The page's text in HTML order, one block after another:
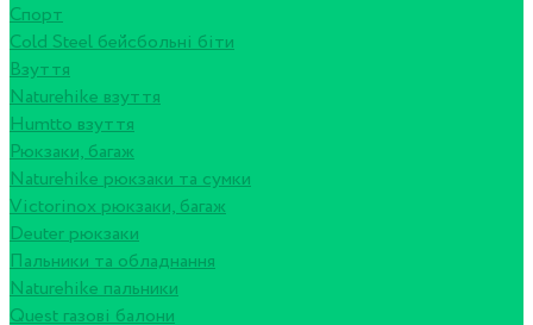
Спорт
Cold Steel бейсбольні біти
Взуття
Naturehike взуття
Humtto взуття
Рюкзаки, багаж
Naturehike рюкзаки та сумки
Victorinox рюкзаки, багаж
Deuter рюкзаки
Пальники та обладнання
Naturehike пальники
Quest газові балони